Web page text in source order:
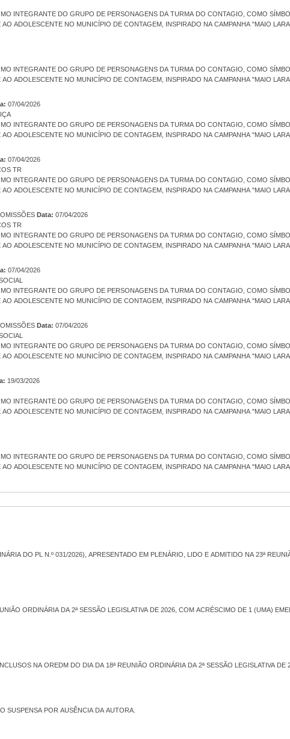
INTEGRANTE DO GRUPO DE PERSONAGENS DA TURMA DO CONTAGIO, COMO
ADOLESCENTE NO MUNICÍPIO DE CONTAGEM, INSPIRADO NA CAMPANHA "MAIO
INTEGRANTE DO GRUPO DE PERSONAGENS DA TURMA DO CONTAGIO, COMO
ADOLESCENTE NO MUNICÍPIO DE CONTAGEM, INSPIRADO NA CAMPANHA "MAIO
07/04/2026
INTEGRANTE DO GRUPO DE PERSONAGENS DA TURMA DO CONTAGIO, COMO
ADOLESCENTE NO MUNICÍPIO DE CONTAGEM, INSPIRADO NA CAMPANHA "MAIO
07/04/2026
TR
INTEGRANTE DO GRUPO DE PERSONAGENS DA TURMA DO CONTAGIO, COMO
ADOLESCENTE NO MUNICÍPIO DE CONTAGEM, INSPIRADO NA CAMPANHA "MAIO
Data: 07/04/2026
TR
INTEGRANTE DO GRUPO DE PERSONAGENS DA TURMA DO CONTAGIO, COMO
ADOLESCENTE NO MUNICÍPIO DE CONTAGEM, INSPIRADO NA CAMPANHA "MAIO
07/04/2026
SOCIAL
INTEGRANTE DO GRUPO DE PERSONAGENS DA TURMA DO CONTAGIO, COMO
ADOLESCENTE NO MUNICÍPIO DE CONTAGEM, INSPIRADO NA CAMPANHA "MAIO
Data: 07/04/2026
INTEGRANTE DO GRUPO DE PERSONAGENS DA TURMA DO CONTAGIO, COMO
ADOLESCENTE NO MUNICÍPIO DE CONTAGEM, INSPIRADO NA CAMPANHA "MAIO
19/03/2026
INTEGRANTE DO GRUPO DE PERSONAGENS DA TURMA DO CONTAGIO, COMO
ADOLESCENTE NO MUNICÍPIO DE CONTAGEM, INSPIRADO NA CAMPANHA "MAIO
INTEGRANTE DO GRUPO DE PERSONAGENS DA TURMA DO CONTAGIO, COMO
ADOLESCENTE NO MUNICÍPIO DE CONTAGEM, INSPIRADO NA CAMPANHA "MAIO
ORDINÁRIA DA 2ª SESSÃO LEGISLATIVA DE 2026, COM ACRÉSCIMO DE 1 (UMA)
NA OREDM DO DIA DA 18ª REUNIÃO ORDINÁRIA DA 2ª SESSÃO LEGISLATIVA DE
SUSPENSA POR AUSÊNCIA DA AUTORA.